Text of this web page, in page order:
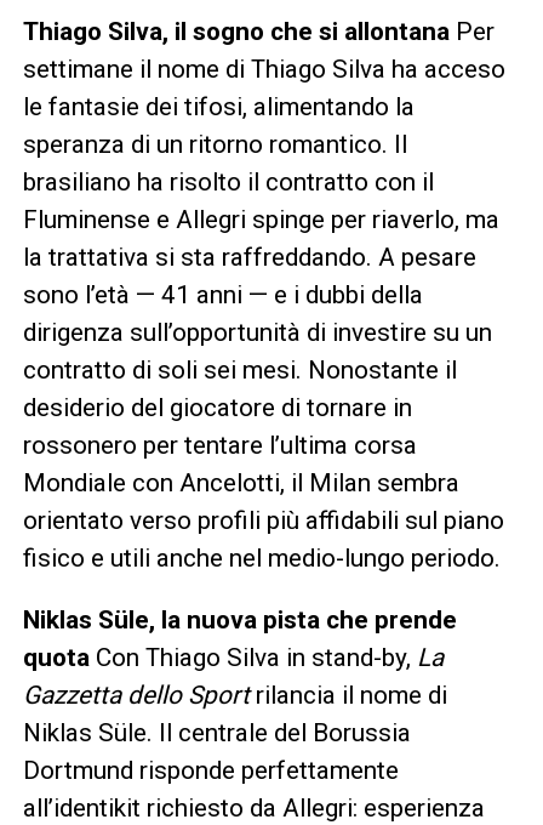
Thiago Silva, il sogno che si allontanaPer
settimane il nome di Thiago Silva ha acceso
le fantasie dei tifosi, alimentando la
speranza di un ritorno romantico. Il
brasiliano ha risolto il contratto con il
Fluminense e Allegri spinge per riaverlo, ma
la trattativa si sta raffreddando. A pesare
sono l’età — 41 anni — e i dubbi della
dirigenza sull’opportunità di investire su un
contratto di soli sei mesi. Nonostante il
desiderio del giocatore di tornare in
rossonero per tentare l’ultima corsa
Mondiale con Ancelotti, il Milan sembra
orientato verso profili più affidabili sul piano
fisico e utili anche nel medio-lungo periodo.
Niklas Süle, la nuova pista che prende
quotaCon Thiago Silva in stand-by, La
Gazzetta dello Sportrilancia il nome di
Niklas Süle. Il centrale del Borussia
Dortmund risponde perfettamente
all’identikit richiesto da Allegri: esperienza